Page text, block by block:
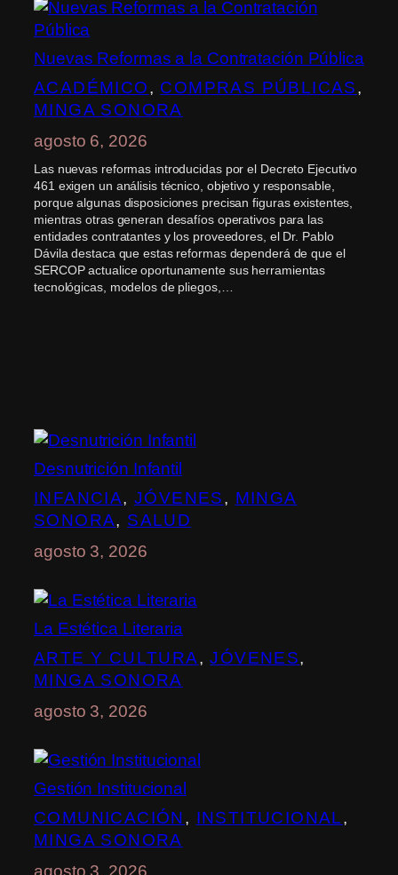
Nuevas Reformas a la Contratación Pública
ACADÉMICO, COMPRAS PÚBLICAS
MINGA SONORA
agosto 6, 2026
Las nuevas reformas introducidas por el Decreto Ejecutivo
461 exigen un análisis técnico, objetivo y responsable,
porque algunas disposiciones precisan figuras existentes,
mientras otras generan desafíos operativos para las
entidades contratantes y los proveedores, el Dr. Pablo
Dávila destaca que estas reformas dependerá de que el
SERCOP actualice oportunamente sus herramientas
tecnológicas, modelos de pliegos,…
Desnutrición Infantil
INFANCIA, JÓVENES, MINGA
SONORA, SALUD
agosto 3, 2026
La Estética Literaria
ARTE Y CULTURA, JÓVENES
MINGA SONORA
agosto 3, 2026
Gestión Institucional
COMUNICACIÓN, INSTITUCIONAL
MINGA SONORA
agosto 3, 2026